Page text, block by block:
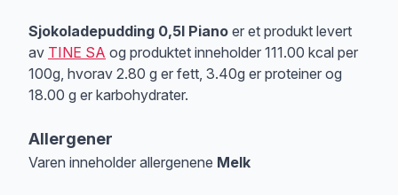
Sjokoladepudding 0,5l Piano er et produkt levert
av TINE SA og produktet inneholder 111.00 kcal per
100g, hvorav 2.80 g er fett, 3.40g er proteiner og
18.00 g er karbohydrater.
Allergener
Varen inneholder allergenene Melk